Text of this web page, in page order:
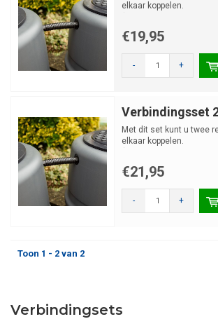
elkaar koppelen.
€19,95
- +
Verbindingsset
Met dit set kunt u twee
elkaar koppelen.
€21,95
- +
Toon 1 - 2 van 2
Verbindingsets